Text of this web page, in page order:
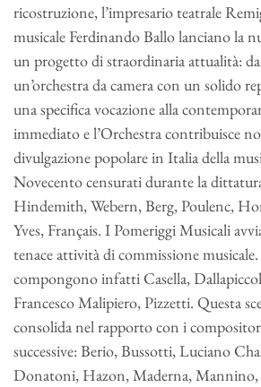
ricostruzione, l’impresario teatrale
musicale Ferdinando Ballo lanciano la
un progetto di straordinaria attualità:
un’orchestra da camera con un solido
una specifica vocazione alla
immediato e l’Orchestra contribuisce
divulgazione popolare in Italia della
Novecento censurati durante la
Hindemith, Webern, Berg, Poulenc,
Yves, Français. I Pomeriggi Musicali
tenace attività di commissione
compongono infatti Casella,
Francesco Malipiero, Pizzetti. Questa
consolida nel rapporto con i
successive: Berio, Bussotti, Luciano
Donatoni, Hazon, Maderna,